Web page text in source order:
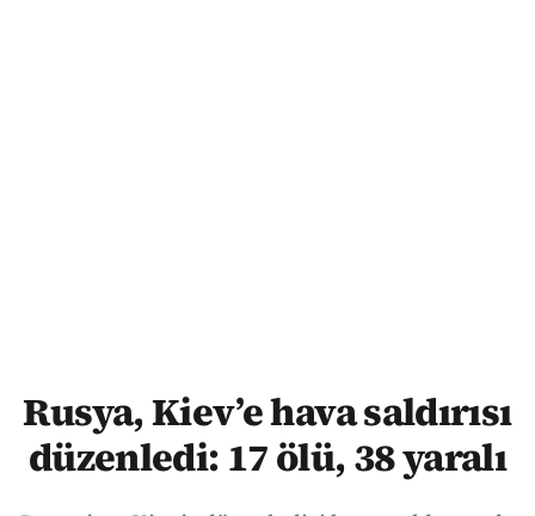
Rusya, Kiev’e hava saldırısı
düzenledi: 17 ölü, 38 yaralı